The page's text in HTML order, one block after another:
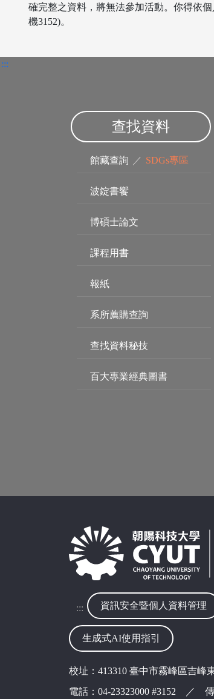
確完整之資料，將無法參加活動。你得依
機3152)。
:::
查找資料
館藏查詢 ／ SDGs專區
波錠書饗
博碩士論文
課程用書
報紙
系所薦購查詢
查找資料秘技
百大專業經典圖書
::: 資訊安全暨個人資料管理
生成式AI使用指引
校址：413310 臺中市霧峰區吉
電話：04-23323000 #3152 ／